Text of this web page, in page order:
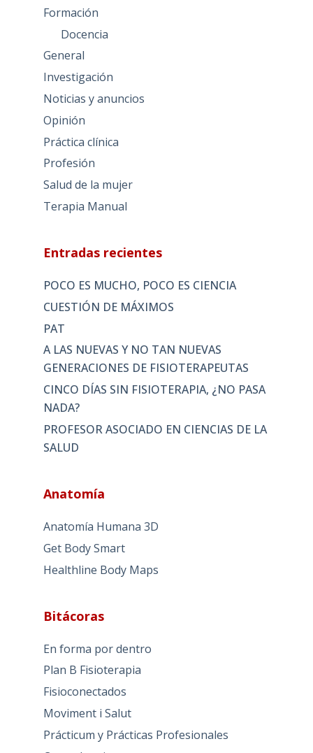
Formación
Docencia
General
Investigación
Noticias y anuncios
Opinión
Práctica clínica
Profesión
Salud de la mujer
Terapia Manual
Entradas recientes
POCO ES MUCHO, POCO ES CIENCIA
CUESTIÓN DE MÁXIMOS
PAT
A LAS NUEVAS Y NO TAN NUEVAS
GENERACIONES DE FISIOTERAPEUTAS
CINCO DÍAS SIN FISIOTERAPIA, ¿NO PASA
NADA?
PROFESOR ASOCIADO EN CIENCIAS DE LA
SALUD
Anatomía
Anatomía Humana 3D
Get Body Smart
Healthline Body Maps
Bitácoras
En forma por dentro
Plan B Fisioterapia
Fisioconectados
Moviment i Salut
Prácticum y Prácticas Profesionales